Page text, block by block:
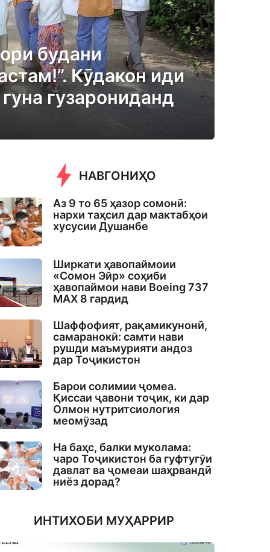
будани
Кӯдакон иди
гузарониданд
НАВГОНИҲО
Аз 9 то 65 ҳазор сомонӣ:
нархи таҳсил дар мактабҳои
хусусии Душанбе
Ширкати ҳавопаймоии
«Сомон Эйр» соҳиби
ҳавопаймои нави Boeing 737
MAX 8 гардид
Шаффофият, рақамикунонӣ,
самаранокӣ: самти нави
рушди маъмурияти андоз
дар Тоҷикистон
Барои солимии ҷомеа.
Қиссаи ҷавони тоҷик, ки дар
Олмон нутритсиология
меомӯзад
На баҳс, балки муколама:
чаро Тоҷикистон ба гуфтугӯи
давлат ва ҷомеаи шаҳрвандӣ
ниёз дорад?
ИНТИХОБИ МУҲАРРИР